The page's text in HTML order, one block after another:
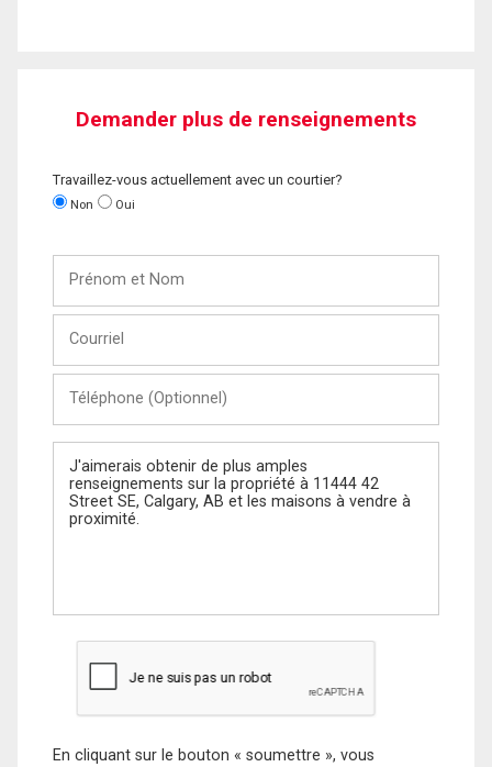
Demander plus de renseignements
Travaillez-vous actuellement avec un courtier?
Non Oui
Nom
(Optionnel)
Message
En cliquant sur le bouton « soumettre », vous